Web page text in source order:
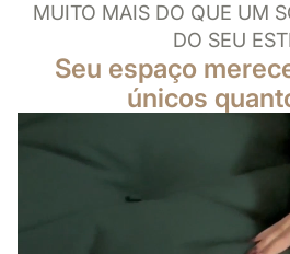
nasce o
conforto
que
sua casa.
MUITO MAIS DO QUE UM
DO SEU
Seu espaço
únicos